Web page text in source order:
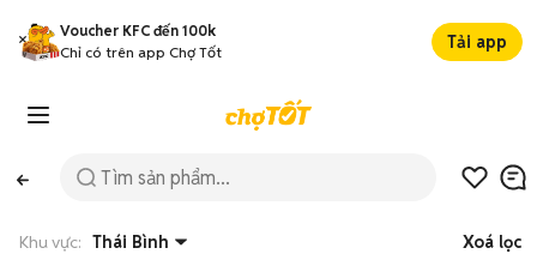
Voucher KFC đến 100k
Chỉ có trên app Chợ Tốt
Tải app
Khu vực: Thái Bình Xoá lọc